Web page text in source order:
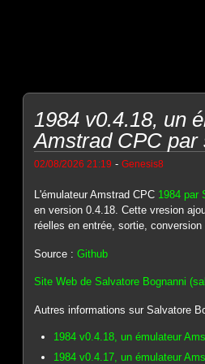
1984 v0.4.18, un
Amstrad CPC par
02/08/2026 21:19 -Genesis8
L'émulateur Amstrad CPC 1984 par
en version 0.4.18. Cette vresion
réelles en entrée, sortie, conversion
Source :Github
Site Web de Salvatore Bognanni
Autres informations sur Salvatore
1984 v0.4.18, un émulateur
1984 v0.4.17, un émulateur